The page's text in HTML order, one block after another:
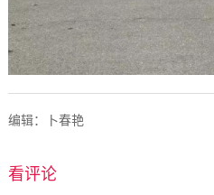
编辑：卜春艳
看评论